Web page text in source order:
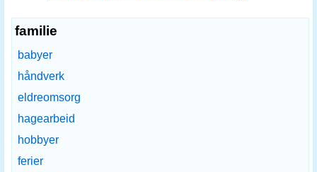
familie
babyer
håndverk
eldreomsorg
hagearbeid
hobbyer
ferier